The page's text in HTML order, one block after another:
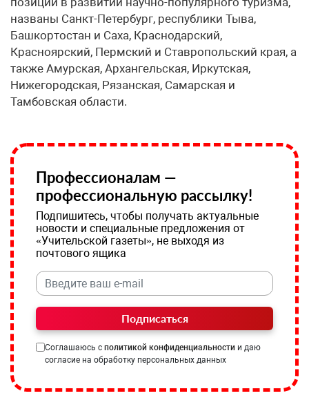
названы Санкт-Петербург, республики Тыва,
Башкортостан и Саха, Краснодарский,
Красноярский, Пермский и Ставропольский края, а
также Амурская, Архангельская, Иркутская,
Нижегородская, Рязанская, Самарская и
Тамбовская области.
Профессионалам —
профессиональную рассылку!
Подпишитесь, чтобы получать актуальные
новости и специальные предложения от
«Учительской газеты», не выходя из
почтового ящика
Подписаться
Соглашаюсь с политикой конфиденциальности и даю
согласие на обработку персональных данных